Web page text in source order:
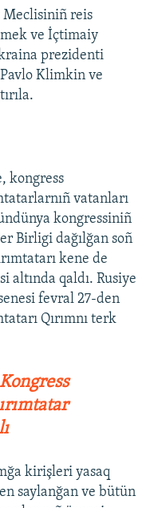
reis
ve İçtimaiy
prezidenti
Klimkin ve
kongress
vatanları
kongressiniñ
Birligi dağılğan soñ
kene de
altında qaldı. Rusiye
fevral 27-den
Qırımnı terk
kirişleri yasaq
saylanğan ve bütün